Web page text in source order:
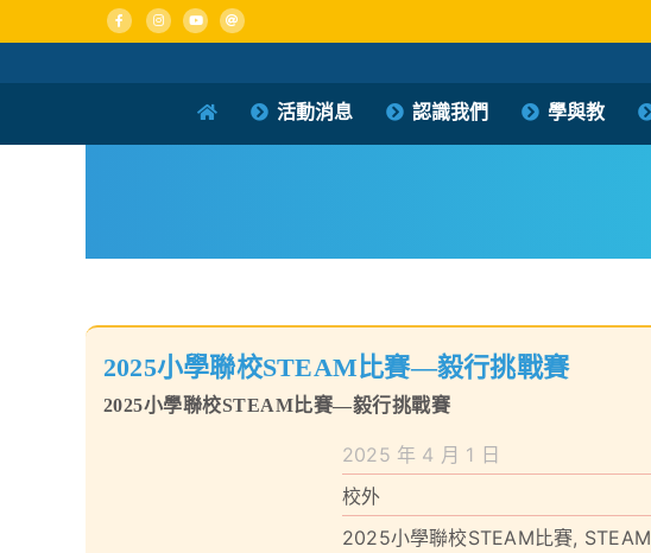
to
content
活動消息
認識我們 學與教
2025小學聯校STEAM比賽—毅行挑戰賽
2025小學聯校STEAM比賽—毅行挑戰賽
2025 年 4 月 1 日
校外
2025小學聯校STEAM比賽, STEAM